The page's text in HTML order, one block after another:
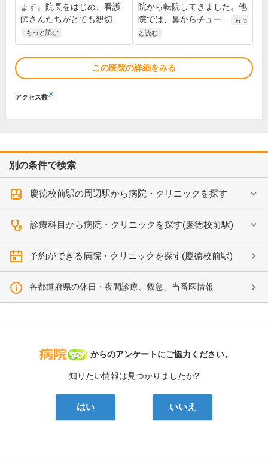
ます。院長をはじめ、看護
師さんたちがとても親切...
もっと読む
院から転院してきました。他
院では、鼻からチュー...
もっ
と読む
この医院の詳細をみる
アクセス数※
別の条件で検索
慶徳校前駅の周辺駅から病院・クリニックを探す
診療科目から病院・クリニックを探す(慶徳校前駅)
予約ができる病院・クリニックを探す(慶徳校前駅)
各都道府県の休日・夜間診療、救急、当番医情報
病院なび
からのアンケートにご協力ください。
知りたい情報は見つかりましたか?
はい いいえ